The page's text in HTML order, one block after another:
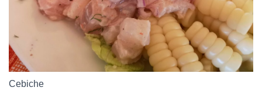
Cebiche